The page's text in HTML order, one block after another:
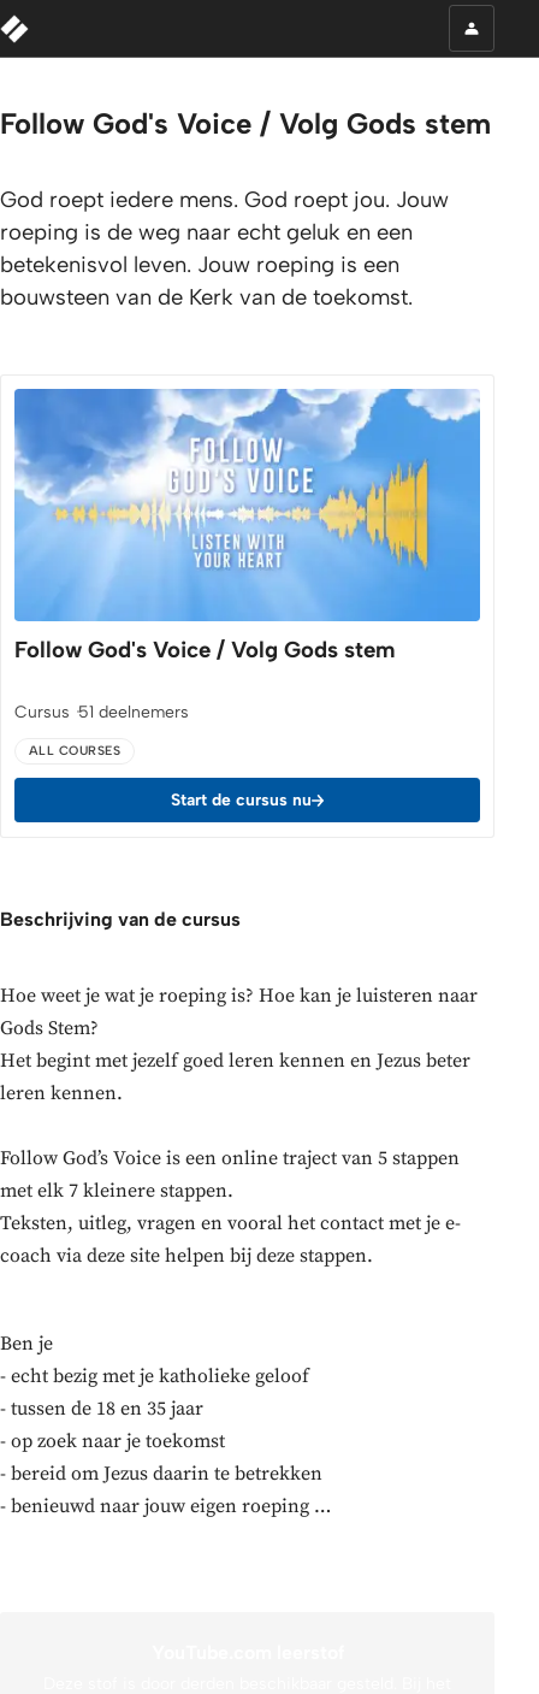
Follow God's Voice / Volg Gods stem
God roept iedere mens. God roept jou. Jouw
roeping is de weg naar echt geluk en een
betekenisvol leven. Jouw roeping is een
bouwsteen van de Kerk van de toekomst.
Follow God's Voice / Volg Gods stem
Cursus 51 deelnemers
ALL COURSES
Start de cursus nu
Beschrijving van de cursus
Hoe weet je wat je roeping is? Hoe kan je luisteren naar
Gods Stem?
Het begint met jezelf goed leren kennen en Jezus beter
leren kennen.
Follow God’s Voice is een online traject van 5 stappen
met elk 7 kleinere stappen.
Teksten, uitleg, vragen en vooral het contact met je e-
coach via deze site helpen bij deze stappen.
Ben je
- echt bezig met je katholieke geloof
- tussen de 18 en 35 jaar
- op zoek naar je toekomst
- bereid om Jezus daarin te betrekken
- benieuwd naar jouw eigen roeping …